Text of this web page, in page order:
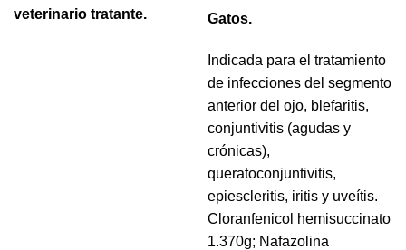
veterinario tratante.
Gatos.
Indicada para el tratamiento
de infecciones del segmento
anterior del ojo, blefaritis,
conjuntivitis (agudas y
crónicas),
queratoconjuntivitis,
epiescleritis, iritis y uveítis.
Cloranfenicol hemisuccinato
1.370g; Nafazolina